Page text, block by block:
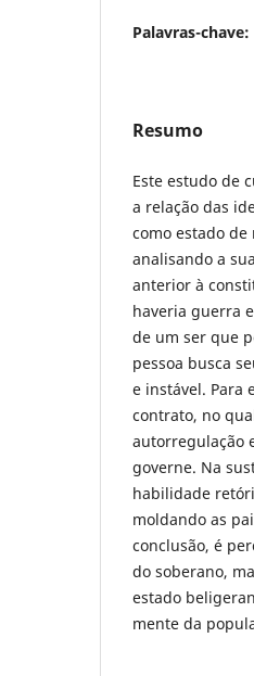
Palavras-chave:
Resumo
Este estudo de
a relação das
como estado
analisando a
anterior à
haveria guerra
de um ser que
pessoa busca
e instável. Para
contrato, no
autorregulação
governe. Na
habilidade
moldando as
conclusão, é
do soberano,
estado
mente da